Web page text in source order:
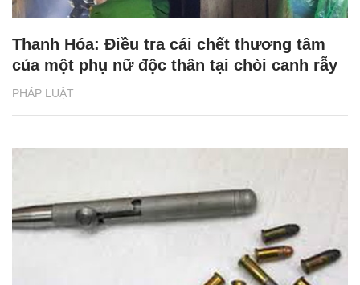
PHÁP LUẬT
Thanh Hóa: Điều tra cái chết thương tâm
của một phụ nữ độc thân tại chòi canh rẫy